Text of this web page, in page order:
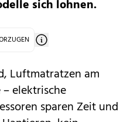
sich lohnen.
Luftmatratzen am
elektrische
sparen Zeit und